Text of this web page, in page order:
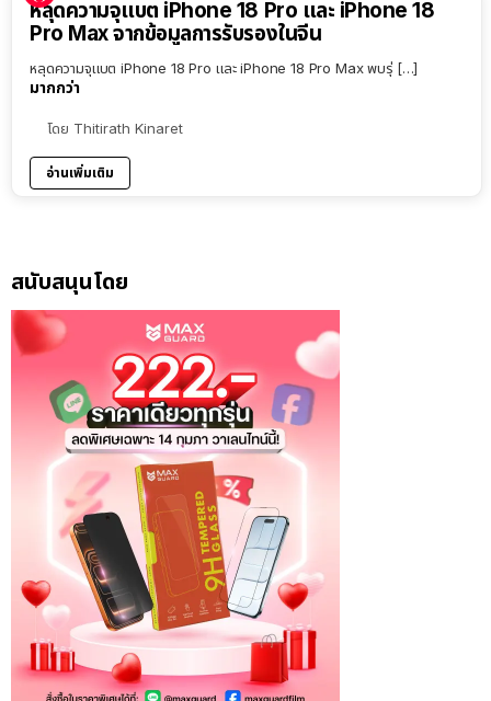
หลุดความจุแบต iPhone 18 Pro และ iPhone 18
Pro Max จากข้อมูลการรับรองในจีน
หลุดความจุแบต iPhone 18 Pro และ iPhone 18 Pro Max พบรุ่ […]
มากกว่า
โดย Thitirath Kinaret
อ่านเพิ่มเติม
สนับสนุนโดย